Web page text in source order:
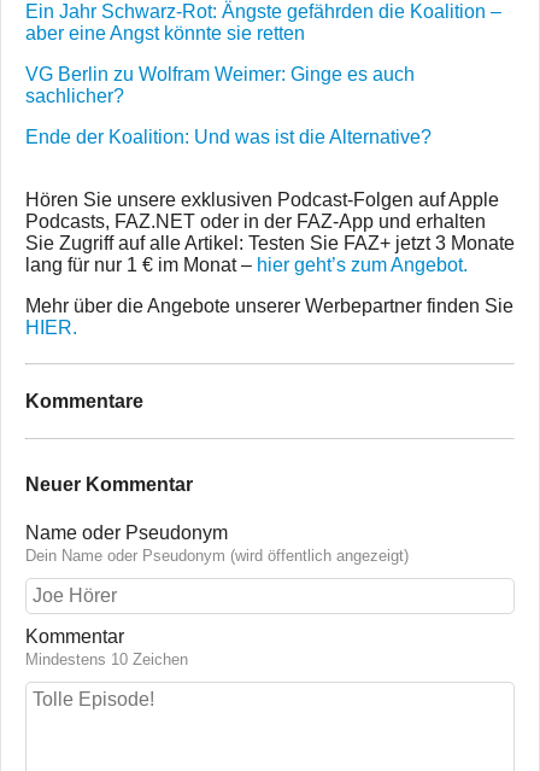
Ein Jahr Schwarz-Rot: Ängste gefährden die Koalition –
aber eine Angst könnte sie retten
VG Berlin zu Wolfram Weimer: Ginge es auch
sachlicher?
Ende der Koalition: Und was ist die Alternative?
Hören Sie unsere exklusiven Podcast-Folgen auf Apple
Podcasts, FAZ.NET oder in der FAZ-App und erhalten
Sie Zugriff auf alle Artikel: Testen Sie FAZ+ jetzt 3 Monate
lang für nur 1 € im Monat – hier geht’s zum Angebot.
Mehr über die Angebote unserer Werbepartner finden Sie
HIER.
Kommentare
Neuer Kommentar
Name oder Pseudonym
Dein Name oder Pseudonym (wird öffentlich angezeigt)
Kommentar
Mindestens 10 Zeichen